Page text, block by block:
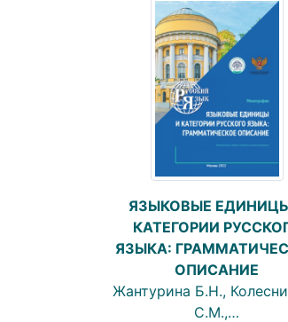
ЯЗЫКОВЫЕ
КАТЕГОРИИ
ЯЗЫКА:
ОПИСАНИЕ
Жантурина Б.Н.,
С.М.,…